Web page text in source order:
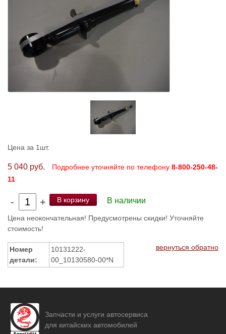
Цена за 1шт.
5 040 руб. Подробнее уточняйте по телефону 8-800-250-48-
11
- + В корзину В наличии
Цена неокончательная! Предусмотрены скидки! Уточняйте
стоимость!
Номер
детали:
10131222-
00_10130580-00*N
вернуться обратно
Запчасти и услуги автосервиса
для китайских автомобилей